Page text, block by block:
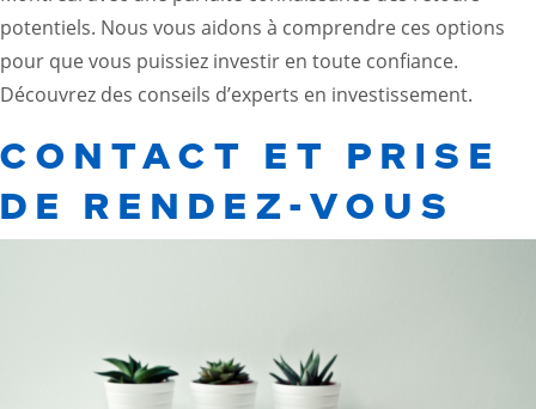
potentiels. Nous vous aidons à comprendre ces options
pour que vous puissiez investir en toute confiance.
Découvrez des conseils d’experts en investissement.
CONTACT ET PRISE
DE RENDEZ-VOUS